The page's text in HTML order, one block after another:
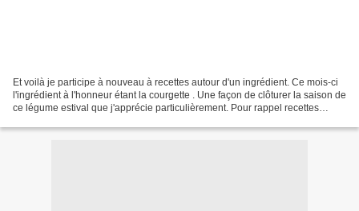
Et voilà je participe à nouveau à recettes autour d'un ingrédient. Ce mois-ci
l'ingrédient à l'honneur étant la courgette . Une façon de clôturer la saison de
ce légume estival que j'apprécie particulièrement. Pour rappel recettes